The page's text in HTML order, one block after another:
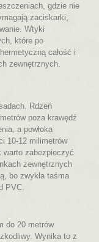
gdzie nie
zaciskarki,
Wtyki
które po
całość i
zewnętrznych.
Rdzeń
poza krawędź
a powłoka
10-12 milimetrów
warto zabezpieczyć
zewnętrznych
bo zwykła taśma
PVC.
do 20 metrów
Wynika to z